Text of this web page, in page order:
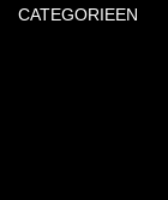
CATEGORIEEN